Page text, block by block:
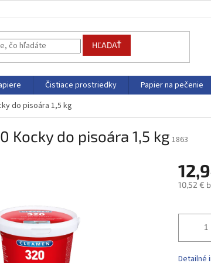
HĽADAŤ
Čistiace prostriedky Papier na pečenie
do pisoára 1,5 kg
Kocky do pisoára 1,5 kg1863
10,52 €
cena:
Detailné